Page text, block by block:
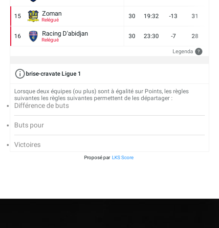
15 Zoman
Relégué
30 19:32 -13 31
16 Racing D'abidjan
Relégué
30 23:30 -7 28
Legenda ?
brise-cravate Ligue 1
Lorsque deux équipes (ou plus) sont à égalité sur Points, les règles
suivantes les règles suivantes permettent de les départager :
Différence de buts
Buts pour
Victoires
Proposé par LKS Score